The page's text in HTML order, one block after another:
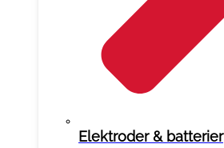
Elektroder & batterier